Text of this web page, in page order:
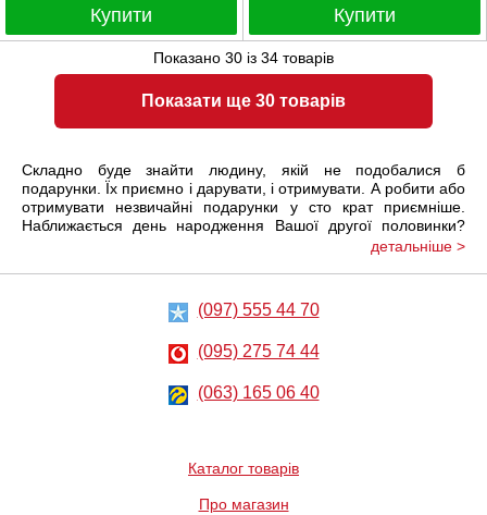
Купити Купити
Показано 30 із 34 товарів
Показати ще 30 товарів
Складно буде знайти людину, якій не подобалися б
подарунки. Їх приємно і дарувати, і отримувати. А робити або
отримувати незвичайні подарунки у сто крат приємніше.
Наближається день народження Вашої другої половинки?
Або може бути скоро настане пам'ятна дата, а Ви все ще
Найкращі подарунки для дорослих - це різні дрібниці, білизна
радістю в світ спокуси, пізнати нові відчуття, розширити
презент, відчуйте красу яскравого інтимного життя. Завдяки
детальніше >
(097) 555 44 70
(095) 275 74 44
(063) 165 06 40
Каталог товарів
Про магазин